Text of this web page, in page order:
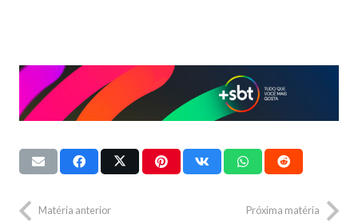
Matéria anterior Próxima matéria